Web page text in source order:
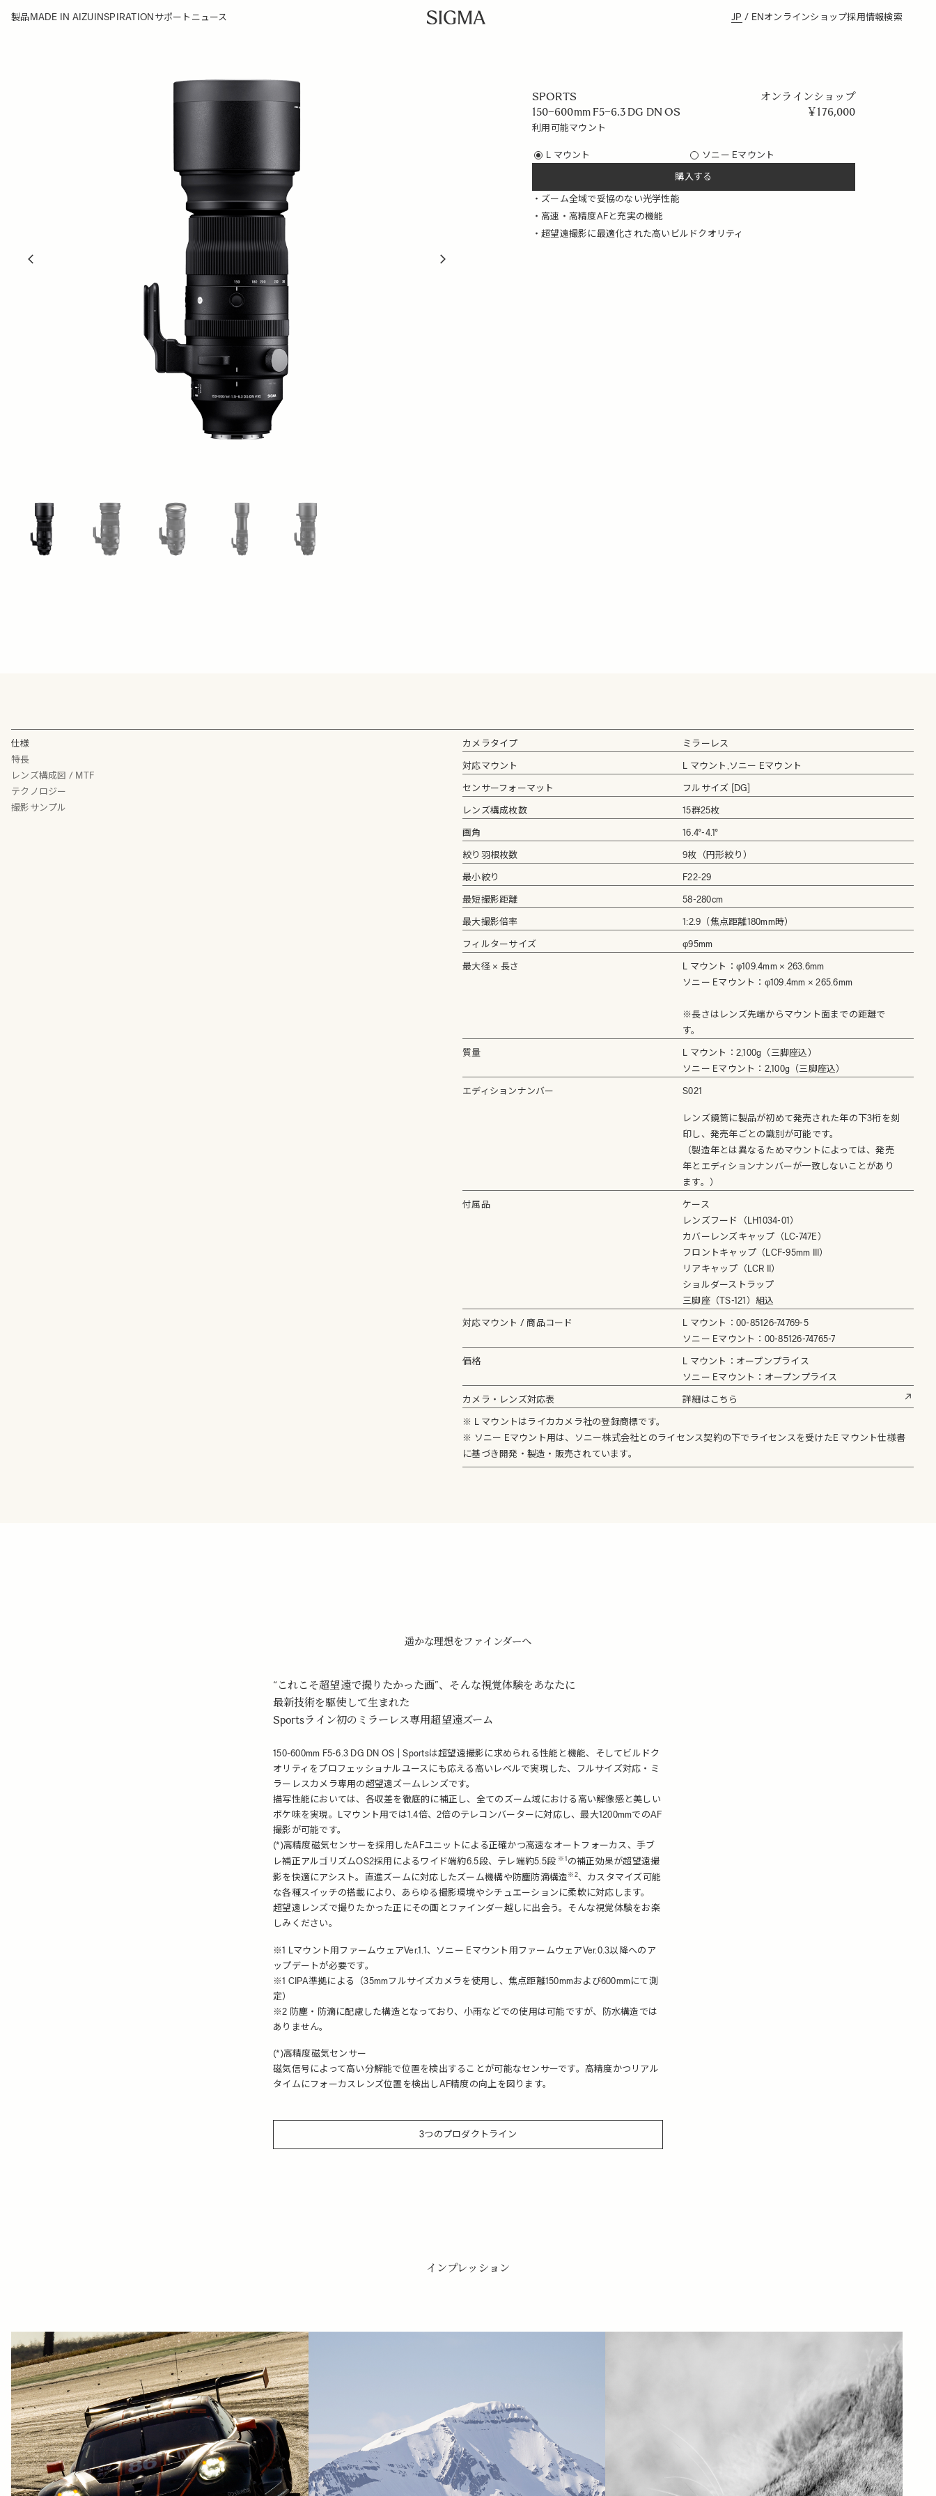
製品MADE IN AIZUINSPIRATION サポート ニュース JP / ENオンラインショップ採用情報検索
SPORTS
150–600mm F5–6.3 DG DN OS
オンラインショップ
￥176,000
利用可能マウント
L マウント ソニー Eマウント
購入する
ズーム全域で妥協のない光学性能
高速・高精度AFと充実の機能
超望遠撮影に最適化された高いビルドクオリティ
仕様
特長
レンズ構成図 / MTF
テクノロジー
撮影サンプル
カメラタイプ ミラーレス
対応マウント L マウント,ソニー Eマウント
センサーフォーマット フルサイズ [DG]
レンズ構成枚数 15群25枚
画角 16.4°-4.1°
絞り羽根枚数 9枚（円形絞り）
最小絞り F22-29
最短撮影距離 58-280cm
最大撮影倍率 1:2.9（焦点距離180mm時）
フィルターサイズ φ95mm
最大径 × 長さ
L マウント：φ109.4mm × 263.6mm
ソニー Eマウント：φ109.4mm × 265.6mm
※長さはレンズ先端からマウント面までの距離で
す。
質量
L マウント：2,100g（三脚座込）
ソニー Eマウント：2,100g（三脚座込）
エディションナンバー S021
レンズ鏡筒に製品が初めて発売された年の下3桁を刻
印し、発売年ごとの識別が可能です。
（製造年とは異なるためマウントによっては、発売
年とエディションナンバーが一致しないことがあり
ます。）
付属品
ケース
レンズフード（LH1034-01）
カバーレンズキャップ（LC-747E）
フロントキャップ（LCF-95mm III）
リアキャップ（LCR II）
ショルダーストラップ
三脚座（TS-121）組込
対応マウント / 商品コード
L マウント：00-85126-74769-5
ソニー Eマウント：00-85126-74765-7
価格
L マウント：オープンプライス
ソニー Eマウント：オープンプライス
カメラ・レンズ対応表 詳細はこちら
※ L マウントはライカカメラ社の登録商標です。
※ ソニー Eマウント用は、ソニー株式会社とのライセンス契約の下でライセンスを受けたE マウント仕様書
に基づき開発・製造・販売されています。
遥かな理想をファインダーへ
“これこそ超望遠で撮りたかった画”、そんな視覚体験をあなたに
最新技術を駆使して生まれた
Sportsライン初のミラーレス専用超望遠ズーム
150-600mm F5-6.3 DG DN OS | Sportsは超望遠撮影に求められる性能と機能、そしてビルドク
オリティをプロフェッショナルユースにも応える高いレベルで実現した、フルサイズ対応・ミ
ラーレスカメラ専用の超望遠ズームレンズです。
描写性能においては、各収差を徹底的に補正し、全てのズーム域における高い解像感と美しい
ボケ味を実現。Lマウント用では1.4倍、2倍のテレコンバーターに対応し、最大1200mmでのAF
撮影が可能です。
(*)高精度磁気センサー を採用したAFユニットによる正確かつ高速なオートフォーカス、手ブ
レ補正アルゴリズムOS2採用によるワイド端約6.5段、テレ端約5.5段 ※1の補正効果が超望遠撮
影を快適にアシスト。直進ズームに対応したズーム機構や防塵防滴構造※2、カスタマイズ可能
な各種スイッチの搭載により、あらゆる撮影環境やシチュエーションに柔軟に対応します。
超望遠レンズで撮りたかった正にその画とファインダー越しに出会う。そんな視覚体験をお楽
しみください。
※1 Lマウント用ファームウェアVer.1.1、ソニー Eマウント用ファームウェアVer.0.3以降へのア
ップデートが必要です。
※1 CIPA準拠による（35mmフルサイズカメラを使用し、焦点距離150mmおよび600mmにて測
定）
※2 防塵・防滴に配慮した構造となっており、小雨などでの使用は可能ですが、防水構造では
ありません。
(*)高精度磁気センサー
磁気信号によって高い分解能で位置を検出することが可能なセンサーです。高精度かつリアル
タイムにフォーカスレンズ位置を検出しAF精度の向上を図ります。
3つのプロダクトライン
インプレッション